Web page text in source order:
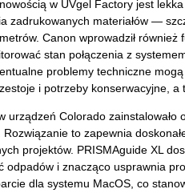
w UVgel Factory jest
zadrukowanych materiałów —
Canon wprowadził
stan połączenia z
problemy techniczne
i potrzeby konserwacyjne,
urządzeń Colorado
to zapewnia
projektów. PRISMAguide XL
odpadów i znacząco usprawnia
dla systemu MacOS, co